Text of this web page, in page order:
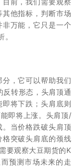
他指标，判断市场
万能，它只是一个
，它可以帮助我们
转形态，头肩顶通
将下跌；头肩底则
即将上涨。头肩顶/
当价格跌破头肩顶
突破头肩底的颈线
要观察大豆期货的K
预测市场未来的走